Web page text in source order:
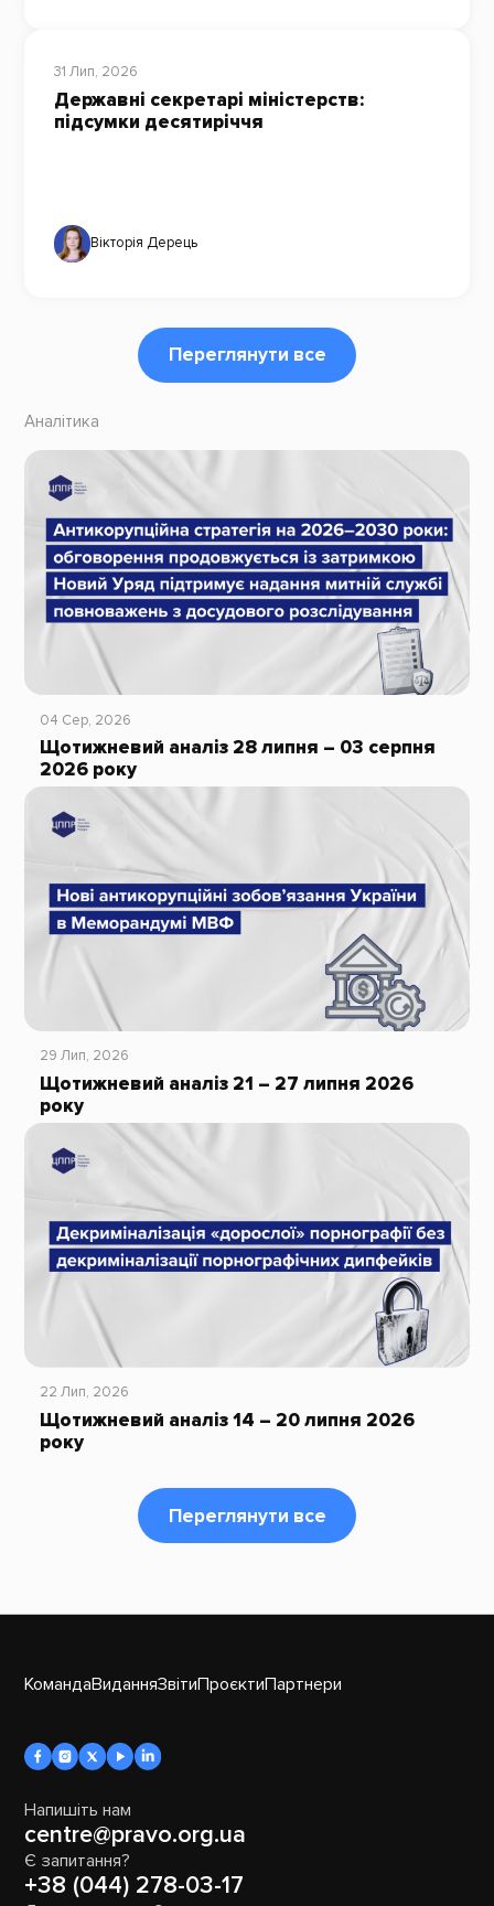
31 Лип, 2026
Державні секретарі міністерств:
підсумки десятиріччя
Вікторія Дерець
Переглянути все
Аналітика
04 Сер, 2026
Щотижневий аналіз 28 липня – 03 серпня
2026 року
29 Лип, 2026
Щотижневий аналіз 21 – 27 липня 2026
року
22 Лип, 2026
Щотижневий аналіз 14 – 20 липня 2026
року
Переглянути все
КомандаВиданняЗвітиПроєктиПартнери
Напишіть нам
centre@pravo.org.ua
Є запитання?
+38 (044) 278-03-17